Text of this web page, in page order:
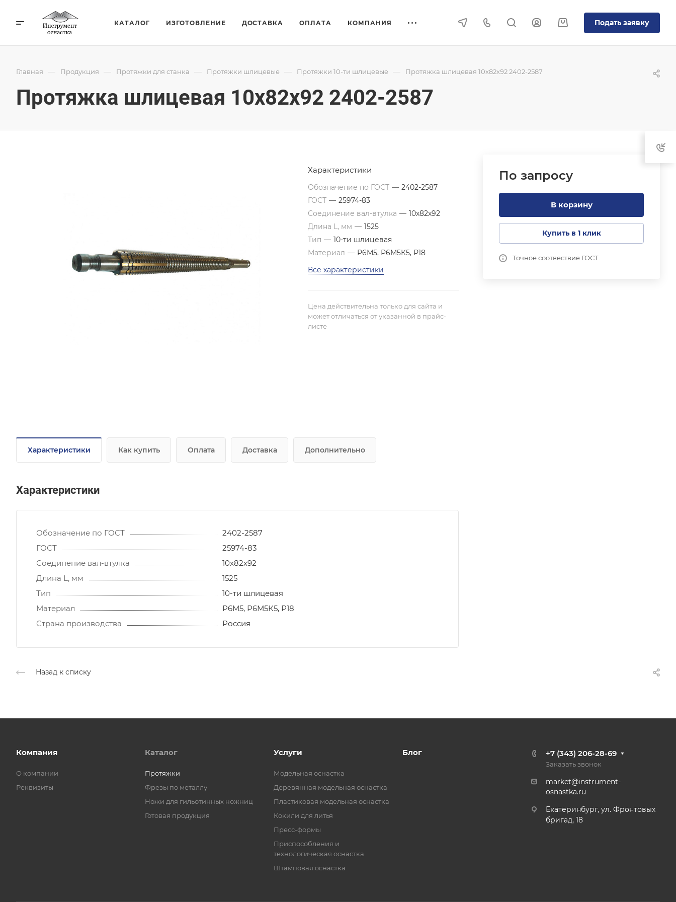
КАТАЛОГ ИЗГОТОВЛЕНИЕ ДОСТАВКА ОПЛАТА КОМПАНИЯ Подать заявку
Главная — Продукция — Протяжки для станка — Протяжки шлицевые — Протяжки 10-ти шлицевые — Протяжка шлицевая 10x82x92 2402-2587
Протяжка шлицевая 10x82x92 2402-2587
По запросу
В корзину
Купить в 1 клик
Точное соотвествие ГОСТ.
Характеристики
Обозначение по ГОСТ — 2402-2587
ГОСТ — 25974-83
Соединение вал-втулка — 10х82х92
Длина L, мм — 1525
Тип — 10-ти шлицевая
Материал — Р6М5, Р6М5К5, Р18
Все характеристики
Цена действительна только для сайта и
может отличаться от указанной в прайс-
листе
Характеристики Как купить Оплата Доставка Дополнительно
Характеристики
Обозначение по ГОСТ
2402-2587
ГОСТ
25974-83
Соединение вал-втулка
10х82х92
Длина L, мм
1525
Тип
10-ти шлицевая
Материал
Р6М5, Р6М5К5, Р18
Страна производства
Россия
Назад к списку
Компания
О компании
Реквизиты
Каталог
Протяжки
Фрезы по металлу
Ножи для гильотинных ножниц
Готовая продукция
Услуги
Модельная оснастка
Деревянная модельная оснастка
Пластиковая модельная оснастка
Кокили для литья
Пресс-формы
Приспособления и
технологическая оснастка
Штамповая оснастка
Блог +7 (343) 206-28-69
Заказать звонок
market@instrument-
osnastka.ru
Екатеринбург, ул. Фронтовых
бригад, 18